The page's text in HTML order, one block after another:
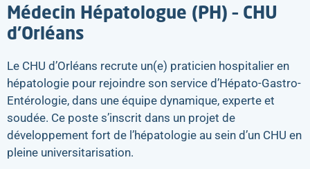
Médecin Hépatologue (PH) – CHU
d’Orléans
Le CHU d’Orléans recrute un(e) praticien hospitalier en
hépatologie pour rejoindre son service d’Hépato-Gastro-
Entérologie, dans une équipe dynamique, experte et
soudée. Ce poste s’inscrit dans un projet de
développement fort de l’hépatologie au sein d’un CHU en
pleine universitarisation.